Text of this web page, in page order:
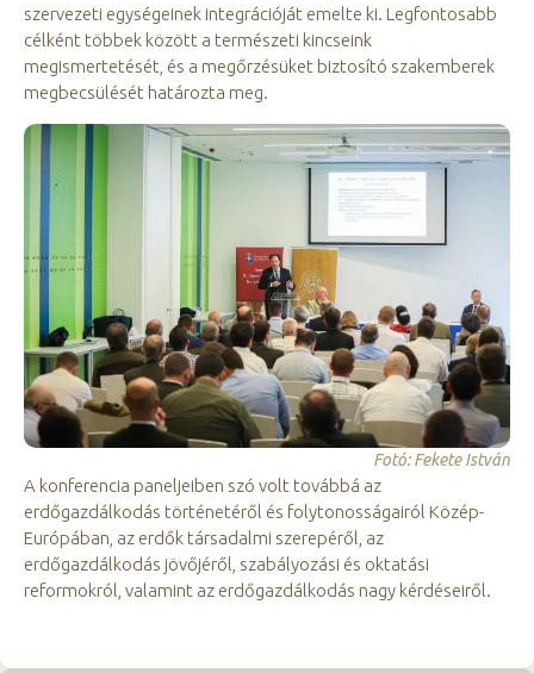
szervezeti egységeinek integrációját emelte ki. Legfontosabb
célként többek között a természeti kincseink
megismertetését, és a megőrzésüket biztosító szakemberek
megbecsülését határozta meg.
Fotó: Fekete István
A konferencia paneljeiben szó volt továbbá az
erdőgazdálkodás történetéről és folytonosságairól Közép-
Európában, az erdők társadalmi szerepéről, az
erdőgazdálkodás jövőjéről, szabályozási és oktatási
reformokról, valamint az erdőgazdálkodás nagy kérdéseiről.